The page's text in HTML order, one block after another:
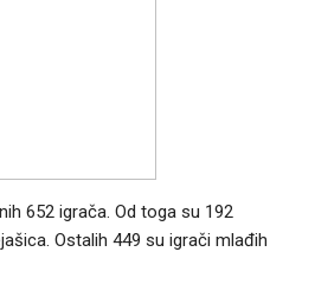
652 igrača. Od toga su 192
Ostalih 449 su igrači mlađih